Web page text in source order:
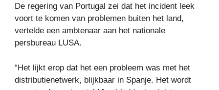
De regering van Portugal zei dat het incident leek
voort te komen van problemen buiten het land,
vertelde een ambtenaar aan het nationale
persbureau LUSA.
“Het lijkt erop dat het een probleem was met het
distributienetwerk, blijkbaar in Spanje. Het wordt